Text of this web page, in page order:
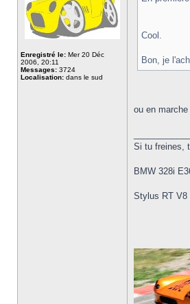
Enregistré le: Mer 20 Déc
2006, 20:11
Messages: 3724
Localisation: dans le sud
Cool.
Bon, je
ou en
Si tu freines,
BMW 328i
Stylus RT V8